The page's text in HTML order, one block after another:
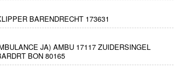
BARENDRECHT 173631
JA) AMBU 17117 ZUIDERSINGEL
BON 80165